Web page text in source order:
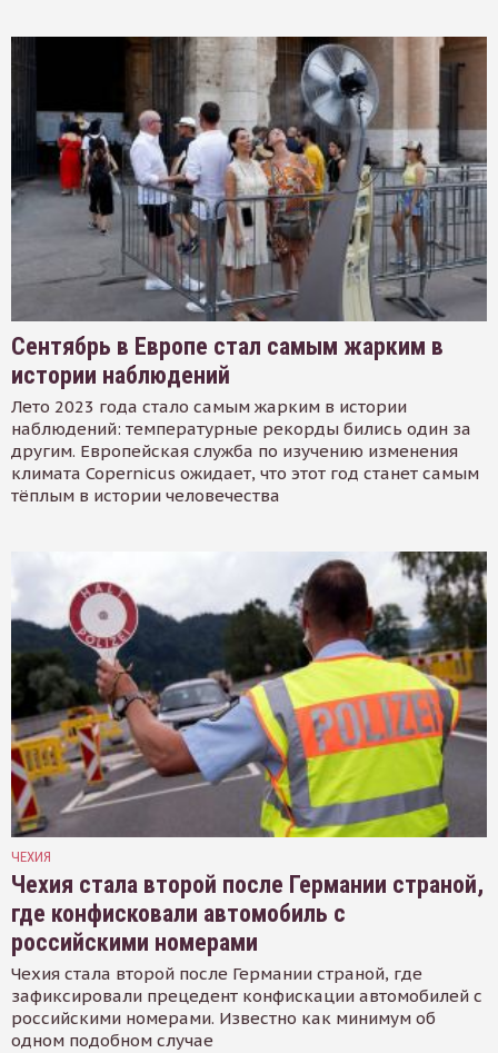
Сентябрь в Европе стал самым жарким в
истории наблюдений
Лето 2023 года стало самым жарким в истории
наблюдений: температурные рекорды бились один за
другим. Европейская служба по изучению изменения
климата Copernicus ожидает, что этот год станет самым
тёплым в истории человечества
ЧЕХИЯ
Чехия стала второй после Германии страной,
где конфисковали автомобиль с
российскими номерами
Чехия стала второй после Германии страной, где
зафиксировали прецедент конфискации автомобилей с
российскими номерами. Известно как минимум об
одном подобном случае